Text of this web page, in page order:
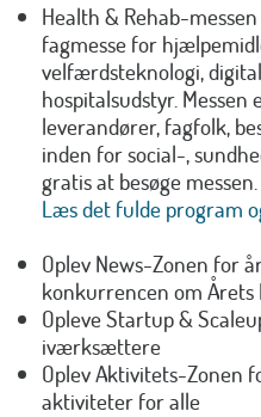
Health & Rehab-
fagmesse for
velfærdsteknologi,
hospitalsudstyr.
leverandører, fagfolk,
inden for social-,
gratis at besøge messen.
Læs det fulde program
Oplev News-Zonen for
konkurrencen om Årets
Opleve Startup &
iværksættere
Oplev Aktivitets-Zonen
aktiviteter for alle